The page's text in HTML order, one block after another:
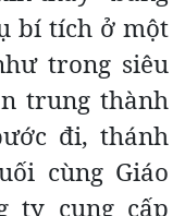
bí tích ở một
trong siêu
trung thành
đi, thánh
cùng Giáo
ty cung cấp